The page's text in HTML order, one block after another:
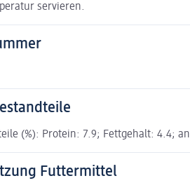
servieren.
(%): Protein: 7.9; Fettgehalt: 4.4;
Futtermittel